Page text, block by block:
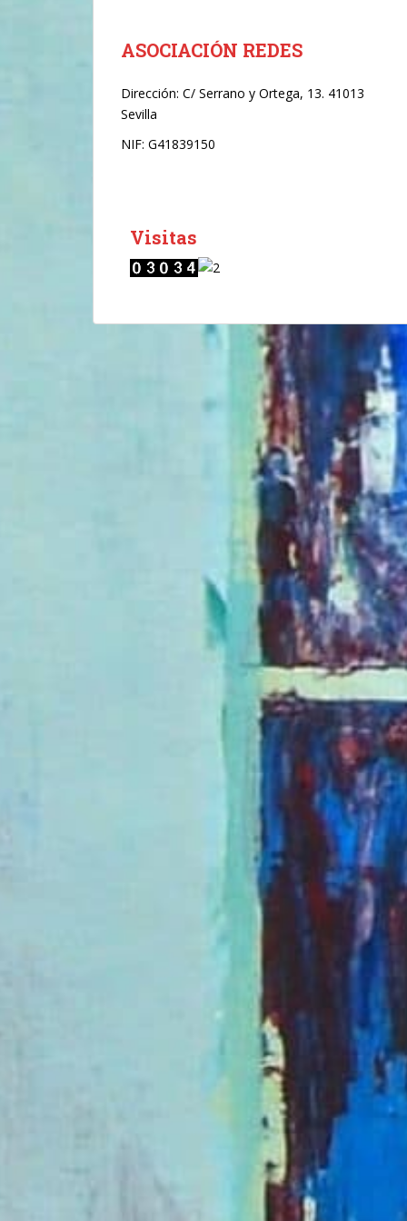
n
i
o
*
ASOCIACIÓN REDES
Dirección: C/ Serrano y Ortega, 13. 41013
Sevilla
NIF: G41839150
Visitas